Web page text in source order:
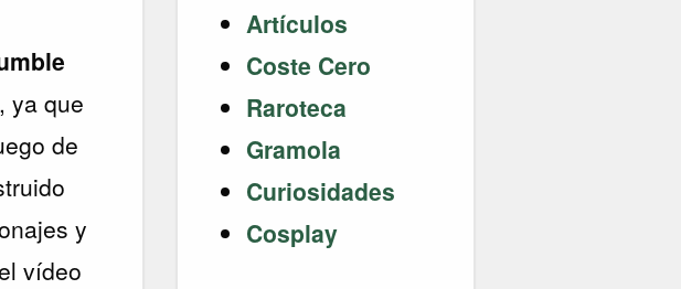
Artículos
Coste Cero
Raroteca
Gramola
Curiosidades
Cosplay
, ya que
de
y
vídeo